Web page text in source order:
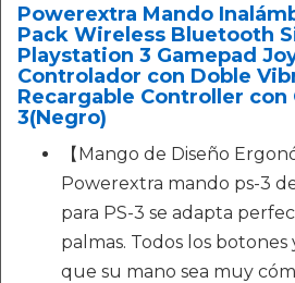
Powerextra Mando
Pack Wireless Bluetooth
Playstation 3 Gamepad
Controlador con Doble
Recargable Controller con
3(Negro)
【Mango de Diseño
Powerextra mando ps-3
para PS-3 se adapta
palmas. Todos los
que su mano sea muy